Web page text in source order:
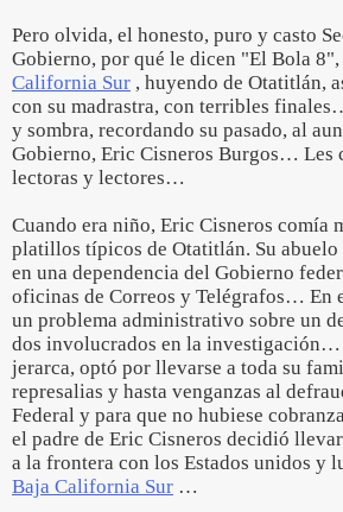
Pero olvida, el honesto, puro y casto
Gobierno, por qué le dicen "El Bola 8",
California Sur , huyendo de Otatitlán,
con su madrastra, con terribles
y sombra, recordando su pasado, al
Gobierno, Eric Cisneros Burgos… Les
lectoras y lectores…
Cuando era niño, Eric Cisneros comía
platillos típicos de Otatitlán. Su abuelo
en una dependencia del Gobierno
oficinas de Correos y Telégrafos… En
un problema administrativo sobre un
dos involucrados en la investigación…
jerarca, optó por llevarse a toda su
represalias y hasta venganzas al
Federal y para que no hubiese
el padre de Eric Cisneros decidió
a la frontera con los Estados unidos y
Baja California Sur …